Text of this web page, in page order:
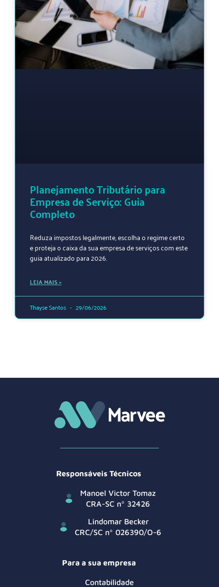
Planejamento Tributário para
Empresa de Serviço: Guia
Completo
Reduza impostos legalmente, escolha o regime certo
e proteja o caixa da sua empresa de serviços com este
guia atualizado para 2026.
LEIA MAIS »
Thayse Santos 29/06/2026
Responsáveis Técnicos
Manoel Victor Tomaz
CRA-SC nº 32426
Lindomar Becker
CRC/SC nº 026390/O-6
Para a sua empresa
Contabilidade